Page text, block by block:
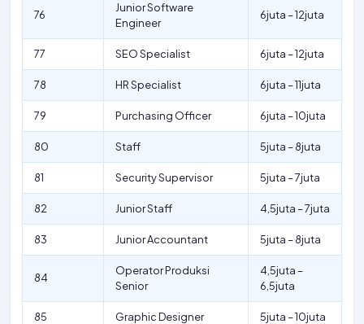
76
Junior Software
Engineer
6juta – 12juta
77 SEO Specialist 6juta – 12juta
78 HR Specialist 6juta – 11juta
79 Purchasing Officer 6juta – 10juta
80 Staff 5juta – 8juta
81 Security Supervisor 5juta – 7juta
82 Junior Staff 4,5juta – 7juta
83 Junior Accountant 5juta – 8juta
84
Operator Produksi
Senior
4,5juta –
6,5juta
85 Graphic Designer 5juta – 10juta